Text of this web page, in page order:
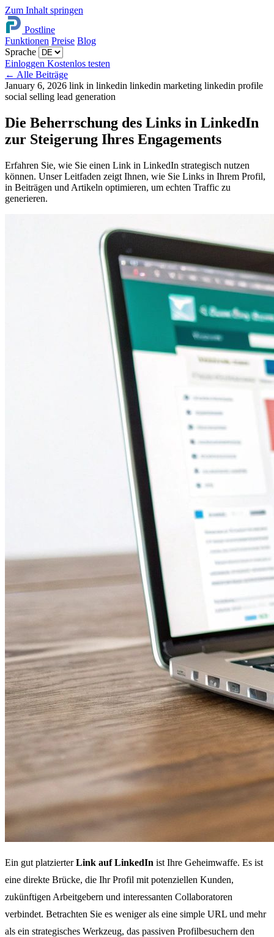
Zum Inhalt springen
Postline
Funktionen Preise Blog
Sprache
Einloggen Kostenlos testen
← Alle Beiträge
January 6, 2026 link in linkedin linkedin marketing linkedin profile
social selling lead generation
Die Beherrschung des Links in LinkedIn
zur Steigerung Ihres Engagements
Erfahren Sie, wie Sie einen Link in LinkedIn strategisch nutzen
können. Unser Leitfaden zeigt Ihnen, wie Sie Links in Ihrem Profil,
in Beiträgen und Artikeln optimieren, um echten Traffic zu
generieren.
Ein gut platzierterLink auf LinkedIn ist Ihre Geheimwaffe. Es ist
eine direkte Brücke, die Ihr Profil mit potenziellen Kunden,
zukünftigen Arbeitgebern und interessanten Collaboratoren
verbindet. Betrachten Sie es weniger als eine simple URL und mehr
als ein strategisches Werkzeug, das passiven Profilbesuchern den